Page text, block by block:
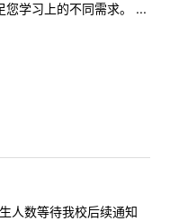
您学习上的不同需求。 ...
人数等待我校后续通知